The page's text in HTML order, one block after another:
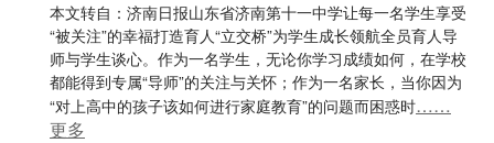
本文转自：济南日报山东省济南第十一中学让每一名学生享受
“被关注”的幸福打造育人“立交桥”为学生成长领航全员育人导
师与学生谈心。作为一名学生，无论你学习成绩如何，在学校
都能得到专属“导师”的关注与关怀；作为一名家长，当你因为
“对上高中的孩子该如何进行家庭教育”的问题而困惑时……
更多